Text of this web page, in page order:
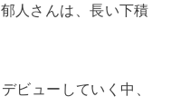
人さんは、長い下積
ビューしていく中、